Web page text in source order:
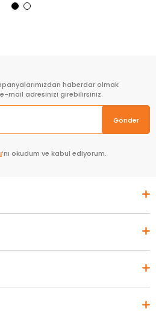
haberdar olmak
mail adresinizi girebilirsiniz.
Gönder
’nı okudum ve kabul ediyorum.